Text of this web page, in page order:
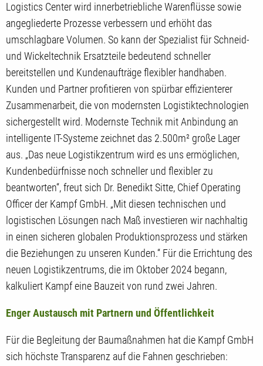
Logistics Center wird innerbetriebliche Warenflüsse sowie
angegliederte Prozesse verbessern und erhöht das
umschlagbare Volumen. So kann der Spezialist für Schneid-
und Wickeltechnik Ersatzteile bedeutend schneller
bereitstellen und Kundenaufträge flexibler handhaben.
Kunden und Partner profitieren von spürbar effizienterer
Zusammenarbeit, die von modernsten Logistiktechnologien
sichergestellt wird. Modernste Technik mit Anbindung an
intelligente IT-Systeme zeichnet das 2.500m² große Lager
aus. „Das neue Logistikzentrum wird es uns ermöglichen,
Kundenbedürfnisse noch schneller und flexibler zu
beantworten“, freut sich Dr. Benedikt Sitte, Chief Operating
Officer der Kampf GmbH. „Mit diesen technischen und
logistischen Lösungen nach Maß investieren wir nachhaltig
in einen sicheren globalen Produktionsprozess und stärken
die Beziehungen zu unseren Kunden.“ Für die Errichtung des
neuen Logistikzentrums, die im Oktober 2024 begann,
kalkuliert Kampf eine Bauzeit von rund zwei Jahren.
Enger Austausch mit Partnern und Öffentlichkeit
Für die Begleitung der Baumaßnahmen hat die Kampf GmbH
sich höchste Transparenz auf die Fahnen geschrieben: